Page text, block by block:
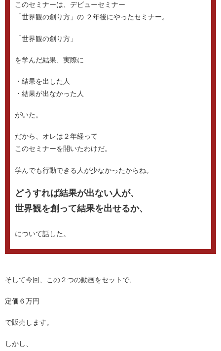
このセミナーは、デビューセミナー
「世界観の創り方」の ２年後にやったセミナー。
「世界観の創り方」
を学んだ結果、実際に
・結果を出した人
・結果が出なかった人
がいた。
だから、オレは２年経って
このセミナーを開いたわけだ。
学んでも行動できる人が少なかったからね。
どうすれば結果が出ない人が、
世界観を創って結果を出せるか、
について話した。
そして今回、この２つの動画をセットで、
定価６万円
で販売します。
しかし、